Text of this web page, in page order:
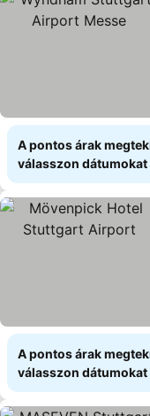
A pontos árak
válasszon dátumokat
A pontos árak
válasszon dátumokat